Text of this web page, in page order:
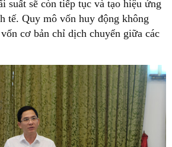
suất sẽ còn tiếp tục và tạo hiệu ứng
tế. Quy mô vốn huy động không
cơ bản chỉ dịch chuyển giữa các